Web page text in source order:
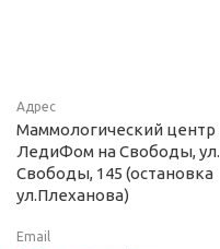
Адрес
Маммологический центр
ЛедиФом на Свободы, ул.
Свободы, 145 (остановка
ул.Плеханова)
Email